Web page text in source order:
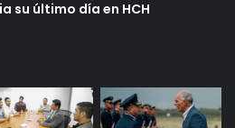
su último día en HCH